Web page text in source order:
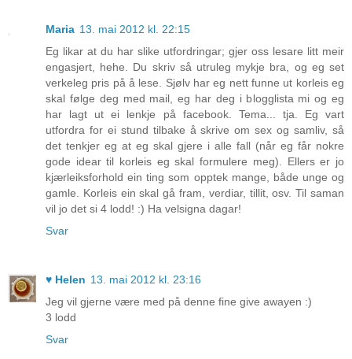
Maria 13. mai 2012 kl. 22:15
Eg likar at du har slike utfordringar; gjer oss lesare litt meir
engasjert, hehe. Du skriv så utruleg mykje bra, og eg set
verkeleg pris på å lese. Sjølv har eg nett funne ut korleis eg
skal følge deg med mail, eg har deg i blogglista mi og eg
har lagt ut ei lenkje på facebook. Tema... tja. Eg vart
utfordra for ei stund tilbake å skrive om sex og samliv, så
det tenkjer eg at eg skal gjere i alle fall (når eg får nokre
gode idear til korleis eg skal formulere meg). Ellers er jo
kjærleiksforhold ein ting som opptek mange, både unge og
gamle. Korleis ein skal gå fram, verdiar, tillit, osv. Til saman
vil jo det si 4 lodd! :) Ha velsigna dagar!
Svar
♥ Helen 13. mai 2012 kl. 23:16
Jeg vil gjerne være med på denne fine give awayen :)
3 lodd
Svar